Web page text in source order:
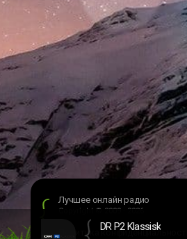
Лучшее онлайн радио
Copyright © 2009 - 2026
Политика конфиденциальности
DR P2 Klassisk